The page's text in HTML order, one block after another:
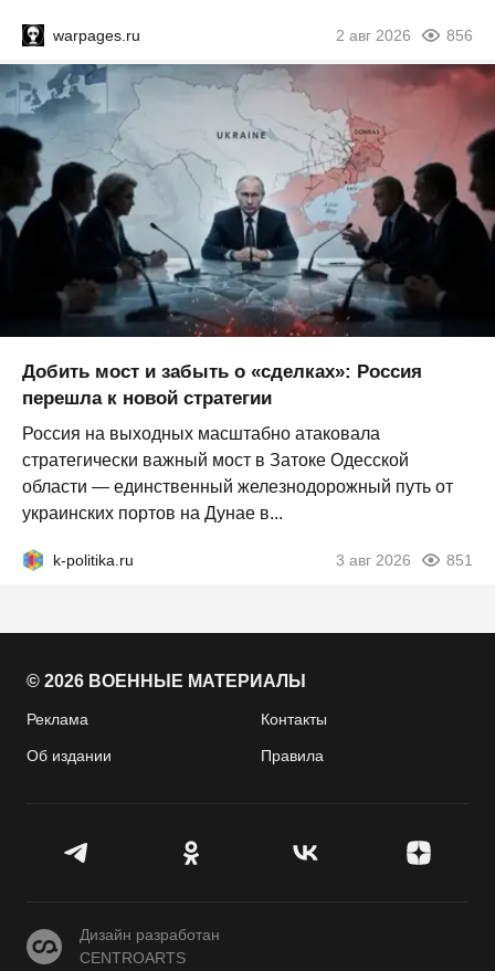
warpages.ru 2 авг 2026 856
Добить мост и забыть о «сделках»: Россия
перешла к новой стратегии
Россия на выходных масштабно атаковала
стратегически важный мост в Затоке Одесской
области — единственный железнодорожный путь от
украинских портов на Дунае в...
k-politika.ru 3 авг 2026 851
© 2026 ВОЕННЫЕ МАТЕРИАЛЫ
Реклама Контакты
Об издании Правила
CENTROARTS